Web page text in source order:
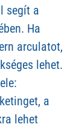
segít a
Ha
arculatot,
lehet.
a
lehet